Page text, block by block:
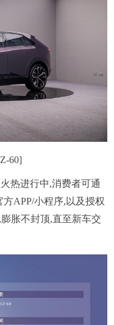
60]
热进行中,消费者可通
APP/小程序,以及授权
胀不封顶,直至新车交